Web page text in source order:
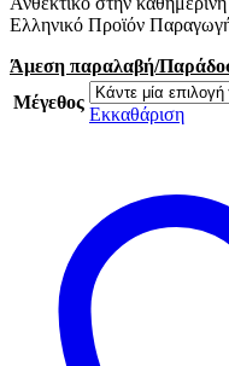
Ελληνικό Προϊόν
Άμεση παραλαβή/
Μέγεθος
Εκκαθάριση